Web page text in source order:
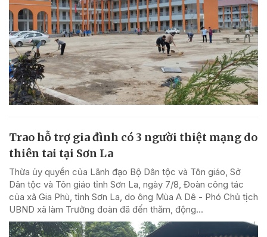
Trao hỗ trợ gia đình có 3 người thiệt mạng do
thiên tai tại Sơn La
Thừa ủy quyền của Lãnh đạo Bộ Dân tộc và Tôn giáo, Sở
Dân tộc và Tôn giáo tỉnh Sơn La, ngày 7/8, Đoàn công tác
của xã Gia Phù, tỉnh Sơn La, do ông Mùa A Dê - Phó Chủ tịch
UBND xã làm Trưởng đoàn đã đến thăm, động...